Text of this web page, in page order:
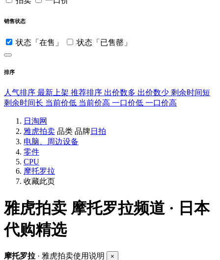
销售状态
状态「在售」 状态「已售罄」
排序
人气排序 最新上架 推荐排序 出价数多 出价数少 剩余时间短
剩余时间长 当前价低 当前价高 一口价低 一口价高
日淘网
雅虎拍卖 品类 品牌日拍
电脑、周边设备
零件
CPU
摩托罗拉
收藏此页
雅虎拍卖 摩托罗拉频道 · 日本
代购精选
摩托罗拉 · 雅虎拍卖使用说明 ×